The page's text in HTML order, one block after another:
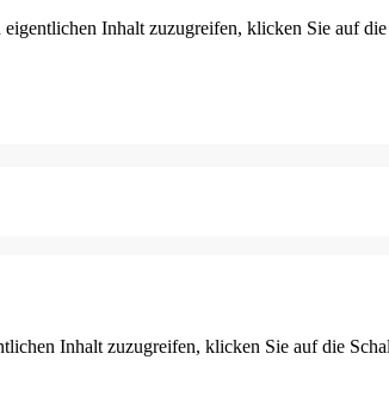
Inhalt zuzugreifen, klicken Sie auf
Inhalt zuzugreifen, klicken Sie auf die